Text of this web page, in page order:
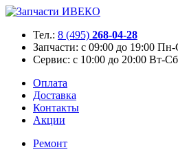
Тел.: 8 (495) 268-04-28
Запчасти: с 09:00 до 19:00
Сервис: с 10:00 до 20:00 Вт-Сб
Оплата
Доставка
Контакты
Акции
Ремонт